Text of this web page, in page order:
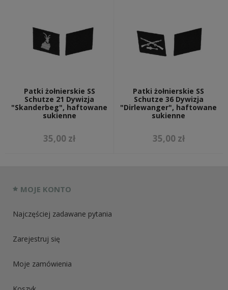
Patki żołnierskie SS
Schutze 21 Dywizja
"Skanderbeg", haftowane
sukienne
35,00 zł
Patki żołnierskie SS
Schutze 36 Dywizja
"Dirlewanger", haftowane
sukienne
35,00 zł
MOJE KONTO
Najczęściej zadawane pytania
Zarejestruj się
Moje zamówienia